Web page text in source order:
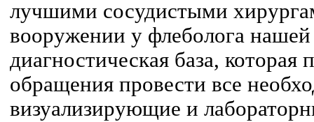
лучшими сосудистыми
вооружении у флеболога
диагностическая база, которая
обращения провести все
визуализирующие и